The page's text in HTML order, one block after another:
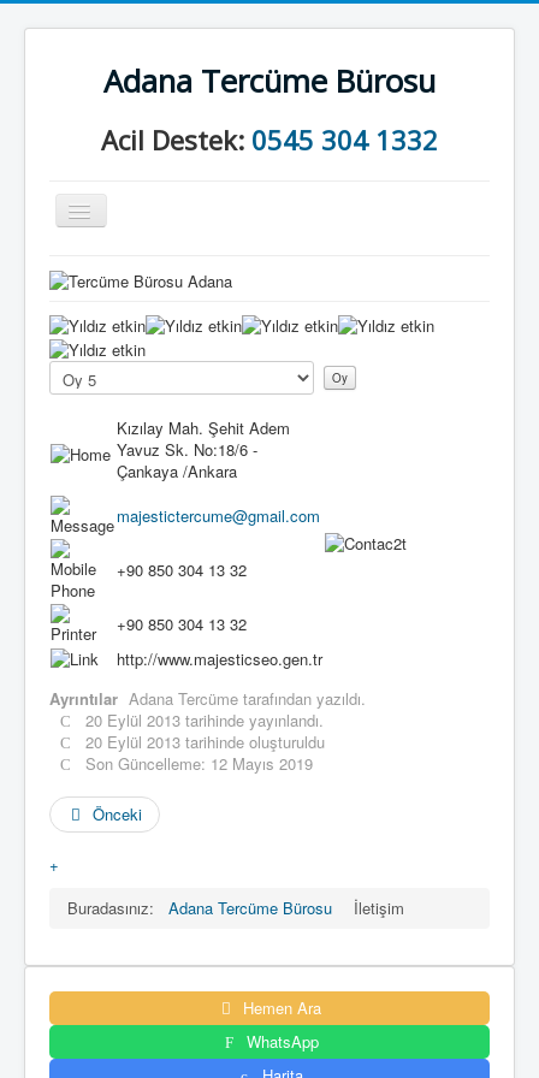
Adana Tercüme Bürosu
Acil Destek: 0545 304 1332
Gezinme
geçişini
Anasayfa
Neler Yapıyoruz?
İletişim
K
u
l
l
ı
ı
O
y
u
:
5
/
Lütfen
oylayın
Kızılay Mah. Şehit Adem
Yavuz Sk. No:18/6 -
Çankaya /Ankara
majestictercume@gmail.com
+90 850 304 13 32
+90 850 304 13 32
http://www.majesticseo.gen.tr
Ayrıntılar Adana Tercüme tarafından yazıldı.
20 Eylül 2013 tarihinde yayınlandı.
20 Eylül 2013 tarihinde oluşturuldu
Son Güncelleme: 12 Mayıs 2019
Önceki
+
Buradasınız:
Adana Tercüme Bürosu İletişim
Hemen Ara
WhatsApp